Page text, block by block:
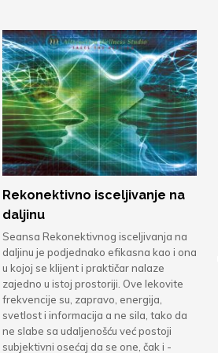
Rekonektivno isceljivanje na
daljinu
Seansa Rekonektivnog isceljivanja na
daljinu je podjednako efikasna kao i ona
u kojoj se klijent i praktičar nalaze
zajedno u istoj prostoriji. Ove lekovite
frekvencije su, zapravo, energija,
svetlost i informacija a ne sila, tako da
ne slabe sa udaljenošću već postoji
subjektivni osećaj da se one, čak i -